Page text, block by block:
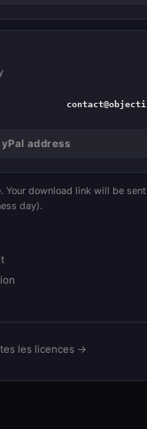
address
Your download link will be
day).
les licences →